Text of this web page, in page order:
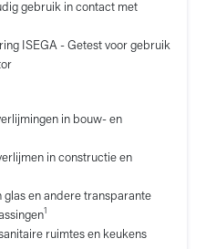
gebruik in contact met
ISEGA - Getest voor gebruik
in bouw- en
in constructie en
en andere transparante
1
ruimtes en keukens